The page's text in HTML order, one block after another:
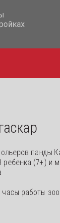
365
панды
ребенка (7+) и
работы